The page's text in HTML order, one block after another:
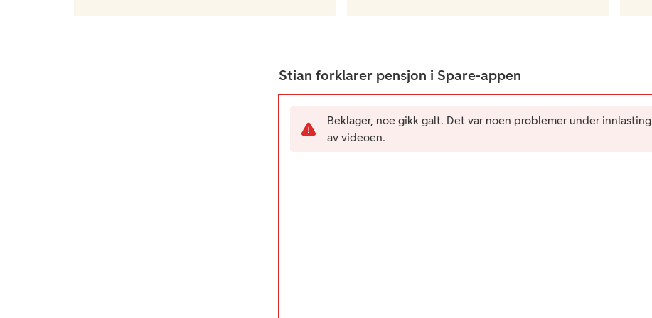
Stian forklarer pensjon i Spare-appen
Beklager, noe gikk galt. Det var noen problemer under innlasting
av videoen.